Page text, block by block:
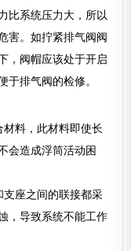
比系统压力大，所以
害。如拧紧排气阀阀
，阀帽应该处于开启
于排气阀的检修。
料，此材料即使长
会造成浮筒活动困
座之间的联接都采
，导致系统不能工作